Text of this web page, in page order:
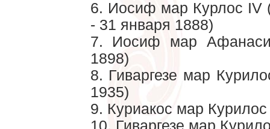
6. Иосиф мар Курлос IV
- 31 января 1888)
7. Иосиф мар
1898)
8. Гиваргезе мар
1935)
9. Куриакос мар
10. Гиваргезе мар